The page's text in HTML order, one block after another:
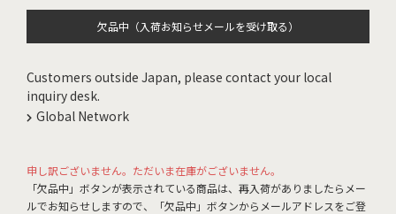
欠品中（入荷お知らせメールを受け取る）
Customers outside Japan, please contact your local
inquiry desk.
Global Network
申し訳ございません。ただいま在庫がございません。
「欠品中」ボタンが表示されている商品は、再入荷がありましたらメー
ルでお知らせしますので、「欠品中」ボタンからメールアドレスをご登